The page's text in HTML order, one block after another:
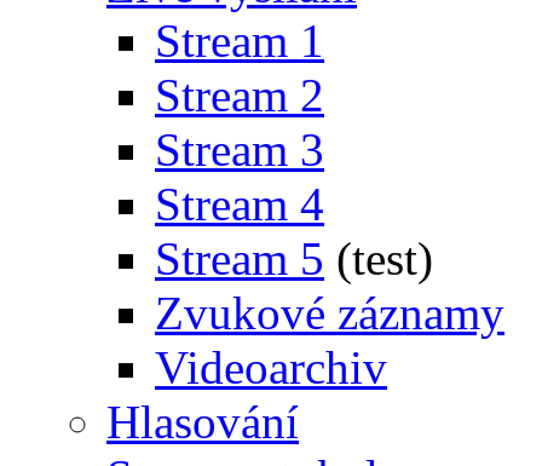
Stream 1
Stream 2
Stream 3
Stream 4
Stream 5 (test)
Zvukové záznamy
Videoarchiv
Hlasování